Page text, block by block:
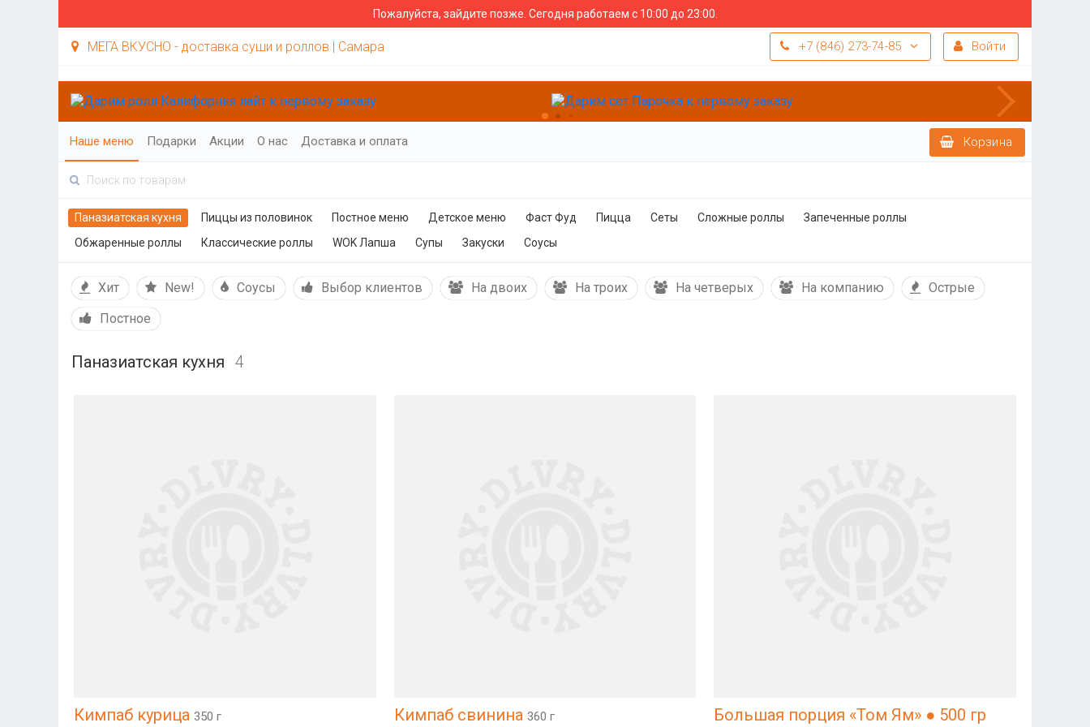
Пожалуйста, зайдите позже. Сегодня работаем с 10:00 до 23:00.
Войти
+7 (846) 273-74-85
МЕГА ВКУСНО - доставка суши и роллов | Самара
Корзина
Наше меню Подарки Акции О нас Доставка и оплата
Паназиатская кухня Пиццы из половинок Постное меню Детское меню Фаст Фуд Пицца Сеты Сложные роллы
Запеченные роллы
Обжаренные роллы
Классические роллы WOK Лапша Супы Закуски Соусы
Хит New! Соусы Выбор клиентов На двоих На троих На четверых На компанию
Острые
Постное
Паназиатская кухня 4
Кимпаб курица 350 г Кимпаб свинина 360 г Большая порция «Том Ям» ● 500 гр